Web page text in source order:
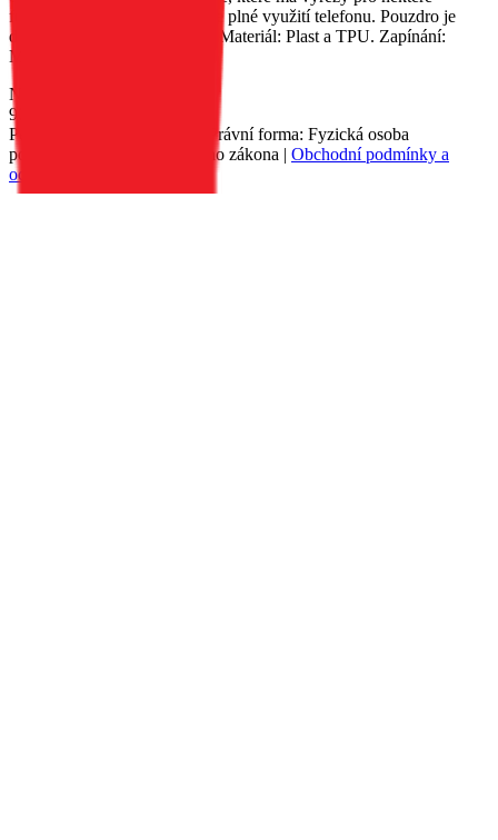
funkční tlačítka, což umožňuje plné využití telefonu. Pouzdro je
dostupné v několika barvách. Materiál: Plast a TPU. Zapínání:
Magnet.
Nedostupné
90 Kč
Petr Matyáš, IČ: 00705331, Právní forma: Fyzická osoba
podnikající dle živnostenského zákona | Obchodní podmínky a
ochrana osobních údajů